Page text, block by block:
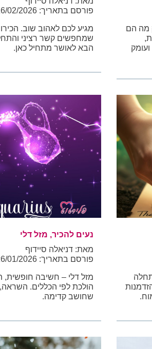
מה הם
פורסם בתאריך: 16/02/2026 11:15:24
מגיע לכם לאהוב שוב.
שמחפשים קשר רציני
הבא לאושר מתחיל כאן.
נעים להכיר, מזל דלי
מאת: דניאלה סיידוף
פורסם בתאריך: 26/01/2026 10:31:02
מזל דלי – חשיבה חופשית,
הולכת לפי הכללים. השראה,
שחושב קדימה.